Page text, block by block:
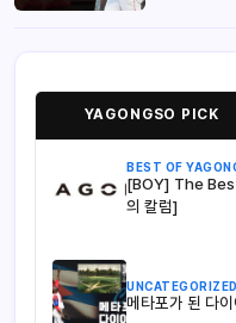
YAGONGSO PICK
BEST OF
[BOY] The
의 칼럼]
UNCATEGORIZED
메타포가 된 다이